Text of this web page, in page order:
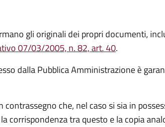
gli originali dei propri documenti,
07/03/2005, n. 82, art. 40.
dalla Pubblica Amministrazione è
che, nel caso si sia in
corrispondenza tra questo e la copia